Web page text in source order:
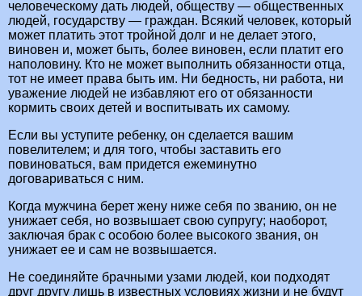
человеческому дать людей, обществу — общественных
людей, государству — граждан. Всякий человек, который
может платить этот тройной долг и не делает этого,
виновен и, может быть, более виновен, если платит его
наполовину. Кто не может выполнить обязанности отца,
тот не имеет права быть им. Ни бедность, ни работа, ни
уважение людей не избавляют его от обязанности
кормить своих детей и воспитывать их самому.
Если вы уступите ребенку, он сделается вашим
повелителем; и для того, чтобы заставить его
повиноваться, вам придется ежеминутно
договариваться с ним.
Когда мужчина берет жену ниже себя по званию, он не
унижает себя, но возвышает свою супругу; наоборот,
заключая брак с особою более высокого звания, он
унижает ее и сам не возвышается.
Не соединяйте брачными узами людей, кои подходят
друг другу лишь в известных условиях жизни и не будут